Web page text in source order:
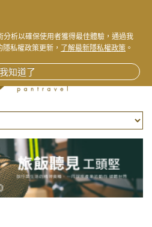
分析以確保使用者獲得最佳體驗，通過我
私權政策更新，
了解最新隱私權政策 。
我知道了